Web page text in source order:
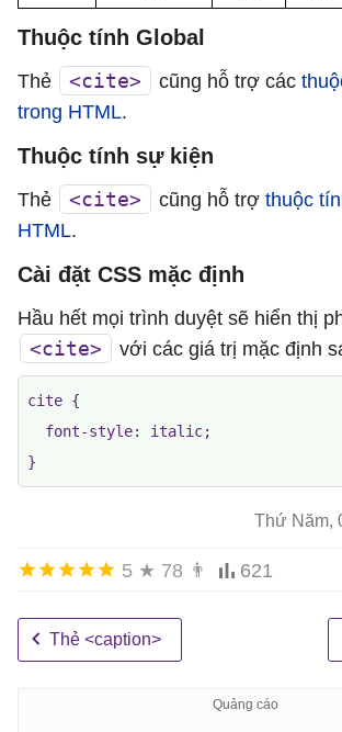
Thuộc tính Global
Thẻ <cite> cũng hỗ trợ các
trong HTML.
Thuộc tính sự kiện
Thẻ <cite> cũng hỗ trợ thuộc
HTML.
Cài đặt CSS mặc định
Hầu hết mọi trình duyệt sẽ hiển thị
<cite> với các giá trị mặc định
cite {
  font-style: italic;
}
Thứ Năm,
5 ★ 78 👨 621
Thẻ <caption>